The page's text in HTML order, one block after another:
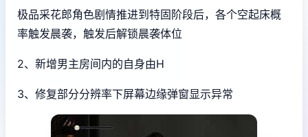
极品采花郎角色剧情推进到特固阶段后，各个空起床概
率触发晨袭，触发后解锁晨袭体位
2、新增男主房间内的自身由H
3、修复部分分辨率下屏幕边缘弹窗显示异常